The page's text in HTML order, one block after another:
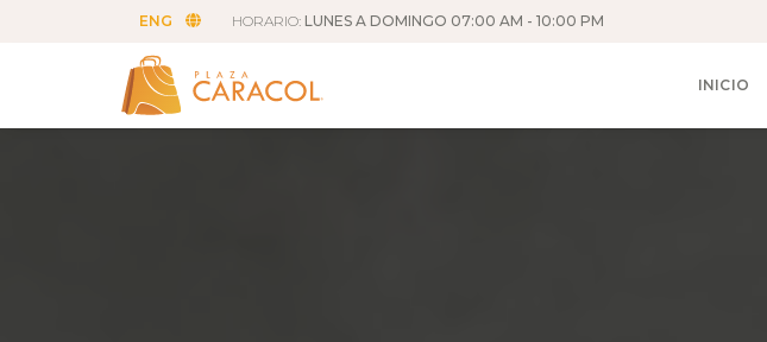
ENG HORARIO: LUNES A DOMINGO 07:00 AM - 10:00 PM
INICIO